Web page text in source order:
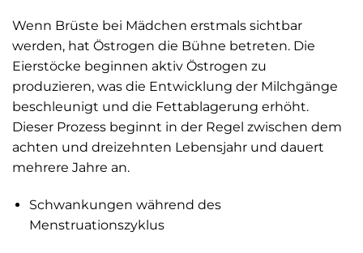
Wenn Brüste bei Mädchen erstmals sichtbar
werden, hat Östrogen die Bühne betreten. Die
Eierstöcke beginnen aktiv Östrogen zu
produzieren, was die Entwicklung der Milchgänge
beschleunigt und die Fettablagerung erhöht.
Dieser Prozess beginnt in der Regel zwischen dem
achten und dreizehnten Lebensjahr und dauert
mehrere Jahre an.
Schwankungen während des
Menstruationszyklus